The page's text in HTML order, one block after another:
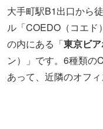
大手町駅B1出口から
ル「COEDO（コエド
の内にある「東京ビ
ン）」です。6種類の
あって、近隣のオフ